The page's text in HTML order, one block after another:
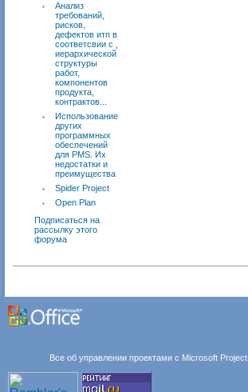
Анализ
требований,
рисков,
дефектов итп в
соответсвии с ,
иерархической
структуры
работ,
компонентов
продукта,
контрактов...
Использование
других
программных
обеспечений
для PMS. Их
недостатки и
преимущества
Spider Project
Open Plan
Подписаться на
рассылку этого
форума
Все об управлении проектами с Microsoft Project